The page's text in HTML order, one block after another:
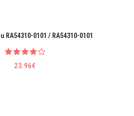
RA54310-0101 / RA54310-0101
23.96€